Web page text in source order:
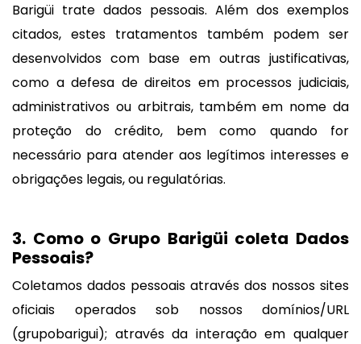
Barigüi trate dados pessoais. Além dos exemplos
citados, estes tratamentos também podem ser
desenvolvidos com base em outras justificativas,
como a defesa de direitos em processos judiciais,
administrativos ou arbitrais, também em nome da
proteção do crédito, bem como quando for
necessário para atender aos legítimos interesses e
obrigações legais, ou regulatórias.
3. Como o Grupo Barigüi coleta Dados
Pessoais?
Coletamos dados pessoais através dos nossos sites
oficiais operados sob nossos domínios/URL
(grupobarigui); através da interação em qualquer